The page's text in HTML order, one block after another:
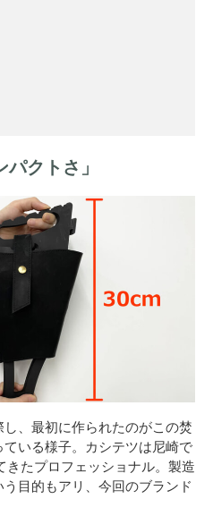
クトさ」
、最初に作られたのがこの焚
いる様子。カシテツは尼崎で
たプロフェッショナル。製造
目的もアリ、今回のブランド